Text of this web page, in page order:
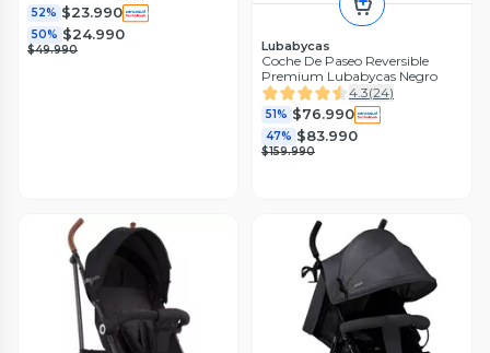
52% $23.990
50% $24.990
$49.990 Lubabycas
Coche De Paseo Reversible
Premium Lubabycas Negro
4.3(24)
51% $76.990
47% $83.990
$159.990